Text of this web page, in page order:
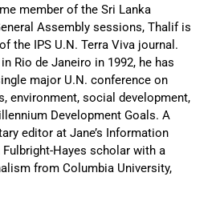
member of the Sri Lanka
Assembly sessions, Thalif is
the IPS U.N. Terra Viva journal.
Rio de Janeiro in 1992, he has
major U.N. conference on
environment, social development,
Development Goals. A
editor at Jane’s Information
Fulbright-Hayes scholar with a
from Columbia University,